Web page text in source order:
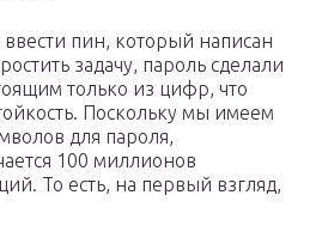
ввести пин, который написан
задачу, пароль сделали
только из цифр, что
Поскольку мы имеем
для пароля,
100 миллионов
То есть, на первый взгляд,